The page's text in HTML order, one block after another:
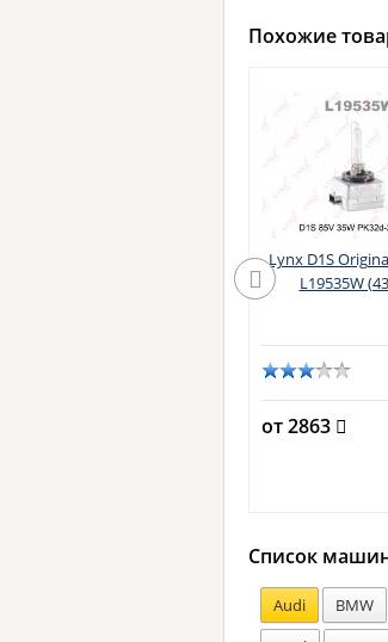
Похожие
Lynx D1S
L19535W
от 2863
Список
Audi BMW